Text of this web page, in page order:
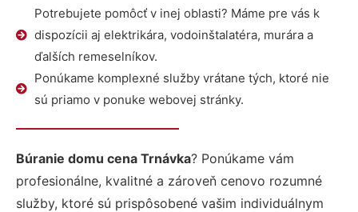
Potrebujete pomôcť v inej oblasti? Máme pre vás k
dispozícii aj elektrikára, vodoinštalatéra, murára a
ďalších remeselníkov.
Ponúkame komplexné služby vrátane tých, ktoré nie
sú priamo v ponuke webovej stránky.
Búranie domu cena Trnávka? Ponúkame vám
profesionálne, kvalitné a zároveň cenovo rozumné
služby, ktoré sú prispôsobené vašim individuálnym